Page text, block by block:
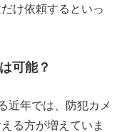
け依頼するといっ
可能？
近年では、防犯カメ
る方が増えていま